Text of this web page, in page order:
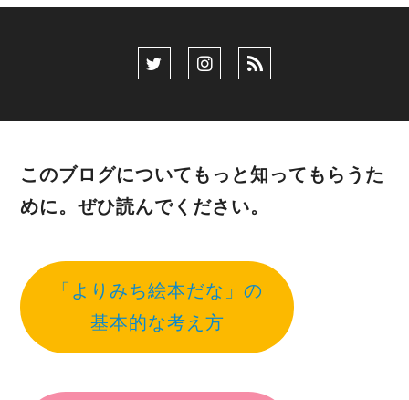
このブログについてもっと知ってもらうた
めに。ぜひ読んでください。
「よりみち絵本だな」の
基本的な考え方